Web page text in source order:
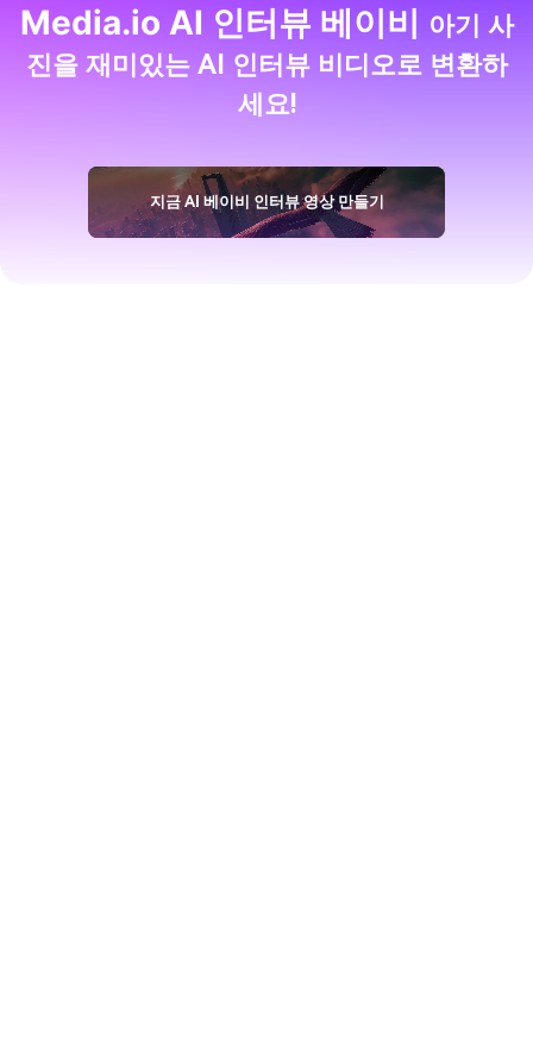
Media.io AI 인터뷰 베이비 아기 사
진을 재미있는 AI 인터뷰 비디오로 변환하
세요!
지금 AI 베이비 인터뷰 영상 만들기